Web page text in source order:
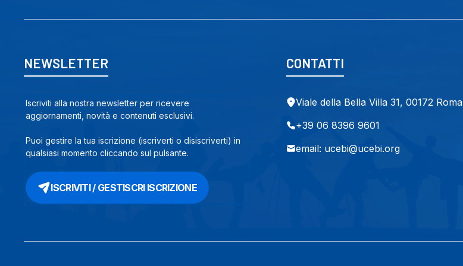
NEWSLETTER
Iscriviti alla nostra newsletter per ricevere
aggiornamenti, novità e contenuti esclusivi.
Puoi gestire la tua iscrizione (iscriverti o disiscriverti) in
qualsiasi momento cliccando sul pulsante.
ISCRIVITI / GESTISCRI ISCRIZIONE
CONTATTI
Viale della Bella Villa 31, 00172 Roma
+39 06 8396 9601
email: ucebi@ucebi.org